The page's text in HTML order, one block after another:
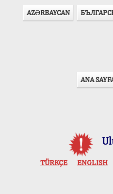
AZӘRBAYCAN
ANA
TÜRKÇE ENGLISH